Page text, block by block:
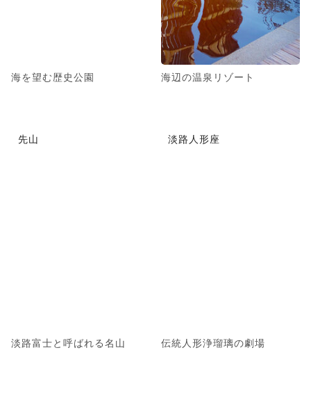
海を望む歴史公園 海辺の温泉リゾート
先山
淡路富士と呼ばれる名山
淡路人形座
伝統人形浄瑠璃の劇場